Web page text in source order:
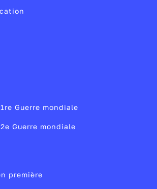
Guerre mondiale
Guerre mondiale
première